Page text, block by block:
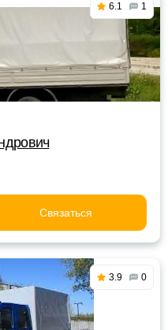
6.1 1
Связаться
3.9 0